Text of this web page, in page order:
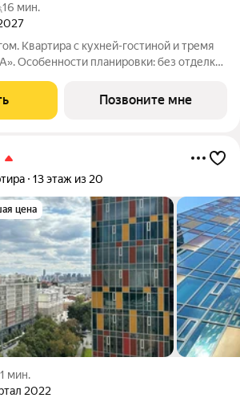
16 мин.
Квартира с кухней-гостиной и тремя
Особенности планировки: без отделки,
IV кв. 2027 Дом А - проект от застройщика
Позвоните мне
13 этаж из 20
цена
мин.
2022